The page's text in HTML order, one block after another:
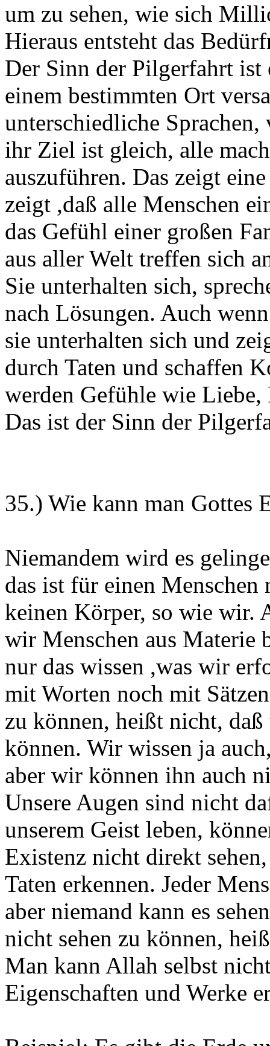
um zu sehen, wie sich
Hieraus entsteht das
Der Sinn der Pilgerfahrt ist
einem bestimmten Ort
unterschiedliche Sprachen,
ihr Ziel ist gleich, alle
auszuführen. Das zeigt
zeigt ,daß alle Menschen
das Gefühl einer großen
aus aller Welt treffen sich
Sie unterhalten sich,
nach Lösungen. Auch
sie unterhalten sich und
durch Taten und schaffen
werden Gefühle wie Liebe,
Das ist der Sinn der
35.) Wie kann man Gottes
Niemandem wird es
das ist für einen
keinen Körper, so wie wir.
wir Menschen aus Materie
nur das wissen ,was wir
mit Worten noch mit
zu können, heißt nicht,
können. Wir wissen ja
aber wir können ihn auch
Unsere Augen sind nicht
unserem Geist leben,
Existenz nicht direkt
Taten erkennen. Jeder
aber niemand kann es
nicht sehen zu können,
Man kann Allah selbst
Eigenschaften und Werke